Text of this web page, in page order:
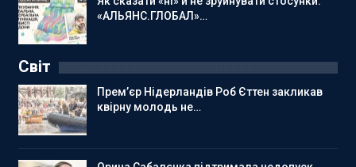
«АЛЬЯНС.ГЛОБАЛ»…
Світ
Прем’єр Нідерландів Роб Єттен закликав
квірну молодь не…